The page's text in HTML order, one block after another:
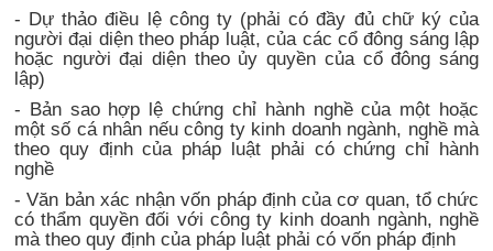
- Dự thảo điều lệ công ty (phải có đầy đủ chữ ký của
người đại diện theo pháp luật, của các cổ đông sáng lập
hoặc người đại diện theo ủy quyền của cổ đông sáng
lập)
- Bản sao hợp lệ chứng chỉ hành nghề của một hoặc
một số cá nhân nếu công ty kinh doanh ngành, nghề mà
theo quy định của pháp luật phải có chứng chỉ hành
nghề
- Văn bản xác nhận vốn pháp định của cơ quan, tổ chức
có thẩm quyền đối với công ty kinh doanh ngành, nghề
mà theo quy định của pháp luật phải có vốn pháp định